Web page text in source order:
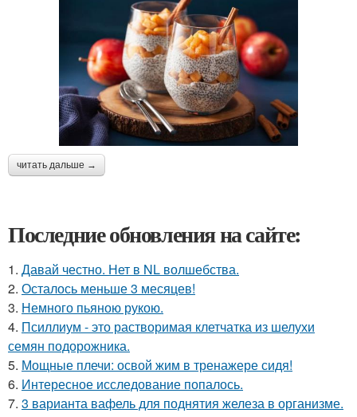
читать дальше →
Последние обновления на сайте:
1. Давай честно. Нет в NL волшебства.
2. Осталось меньше 3 месяцев!
3. Немного пьяною рукою.
4. Псиллиум - это растворимая клетчатка из шелухи
семян подорожника.
5. Мощные плечи: освой жим в тренажере сидя!
6. Интересное исследование попалось.
7. 3 варианта вафель для поднятия железа в организме.